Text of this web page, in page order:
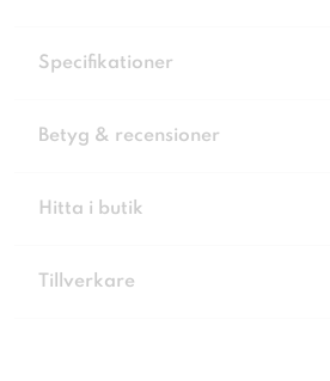
Specifikationer
Betyg & recensioner
Hitta i butik
Tillverkare